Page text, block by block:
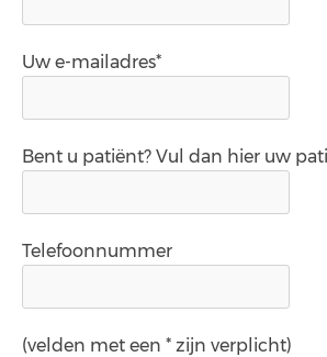
Uw e-mailadres*
Bent u patiënt? Vul dan hier uw
Telefoonnummer
(velden met een * zijn verplicht)